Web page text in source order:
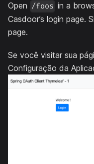
Open /foos in a
Casdoor’s login page.
page.
Se você visitar sua
Configuração da